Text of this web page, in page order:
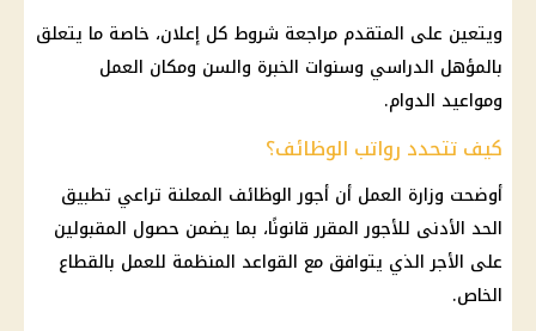
ويتعين على المتقدم مراجعة شروط كل إعلان، خاصة ما يتعلق
بالمؤهل الدراسي وسنوات الخبرة والسن ومكان العمل
ومواعيد الدوام.
كيف تتحدد رواتب الوظائف؟
أوضحت وزارة العمل أن أجورالوظائف المعلنة تراعي تطبيق
الحد الأدنى للأجورالمقرر قانونًا، بما يضمن حصول المقبولين
على الأجر الذي يتوافق مع القواعد المنظمة للعمل بالقطاع
الخاص.